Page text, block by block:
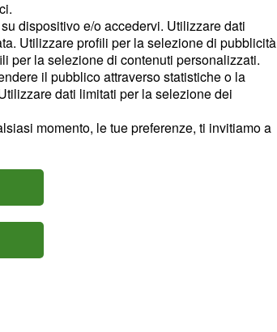
dispositivo e/o accedervi. Utilizzare dati
Utilizzare profili per la selezione di pubblicità
per la selezione di contenuti personalizzati.
il pubblico attraverso statistiche o la
dati limitati per la selezione dei
momento, le tue preferenze, ti invitiamo a